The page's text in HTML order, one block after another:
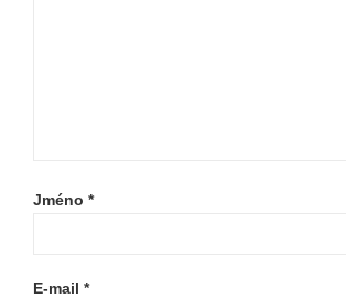
Jméno *
E-mail *